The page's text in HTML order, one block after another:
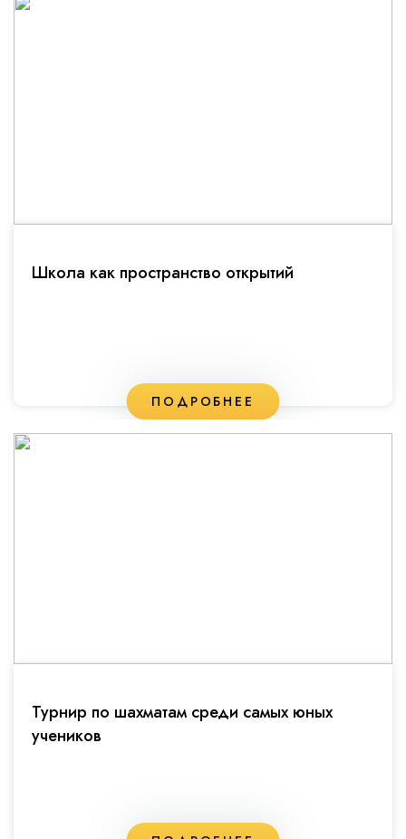
Школа как пространство открытий
ПОДРОБНЕЕ
Турнир по шахматам среди самых юных
учеников